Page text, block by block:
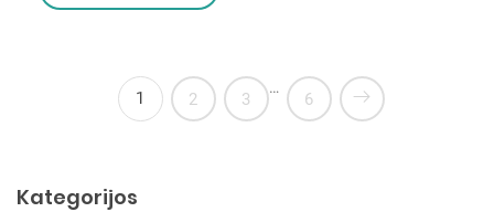
1 2 3
…
6
Kategorijos